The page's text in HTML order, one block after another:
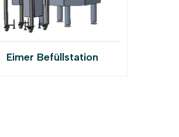
Eimer Befüllstation